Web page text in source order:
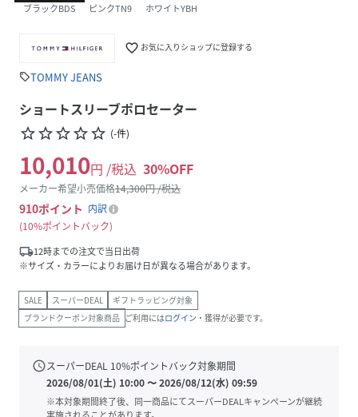
ブラックBDS ピンクTN9 ホワイトYBH
favorite_border お気に入りショップに登録する
sellTOMMY JEANS
ショートスリーブポロセーター
star_borderstar_borderstar_borderstar_borderstar_border (-件)
10,010円 /税込 30%OFF
メーカー希望小売価格14,300円 /税込
910ポイント 内訳
10%ポイントバック
local_shipping12時までの注文で当日出荷
※サイズ・カラーによりお届け日が異なる場合があります。
SALE スーパーDEAL
ギフトラッピング対象
ブランドクーポン対象商品 ご利用にはログイン ・獲得が必要です。
scheduleスーパーDEAL 10%ポイントバック対象期間
2026/08/01(土) 10:00〜2026/08/12(水) 09:59
※本対象期間終了後、同一商品にてスーパーDEALキャンペーンが継続